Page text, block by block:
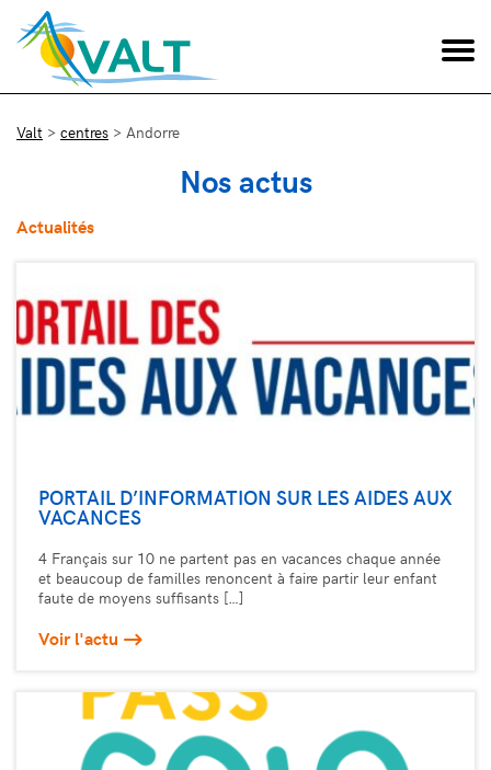
Valt > centres > Andorre
Nos actus
Actualités
PORTAIL D’INFORMATION SUR LES AIDES AUX
VACANCES
4 Français sur 10 ne partent pas en vacances chaque année
et beaucoup de familles renoncent à faire partir leur enfant
faute de moyens suffisants […]
Voir l'actu